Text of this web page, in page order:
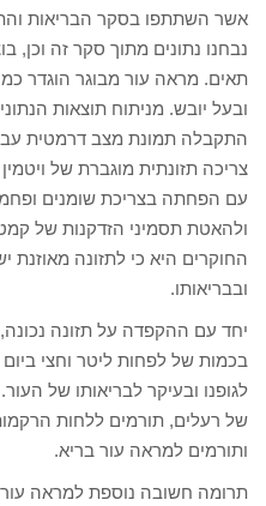
אשר השתתפו בסקר הבריאות
נבחנו נתונים מתוך סקר זה וכן,
תאים. מראה עור מבוגר הוגדר
ובעל יובש. מניתוח תוצאות
התקבלה תמונת מצב דרמטית
עם הפחתה בצריכת שומנים
ולהאטת תסמיני הזדקנות של
החוקרים היא כי לתזונה
ובבריאותו.
יחד עם ההקפדה על תזונה
לגופנו ובעיקר לבריאותו של
של רעלים, תורמים ללחות
ותורמים למראה עור בריא.
תרומה חשובה נוספת למראה עור